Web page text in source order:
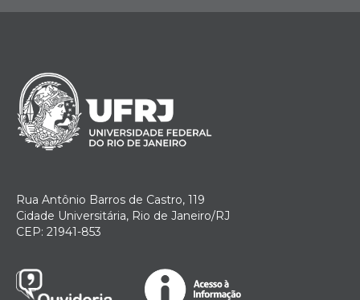
Rua Antônio Barros de Castro, 119
Cidade Universitária, Rio de Janeiro/RJ
CEP: 21941-853